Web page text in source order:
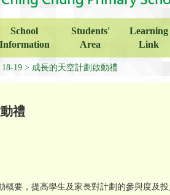
School
Information
Students'
Area
Learning
Link
18-19 成長的天空計劃啟動禮
禮
概要，提高學生及家長對計劃的參與度及